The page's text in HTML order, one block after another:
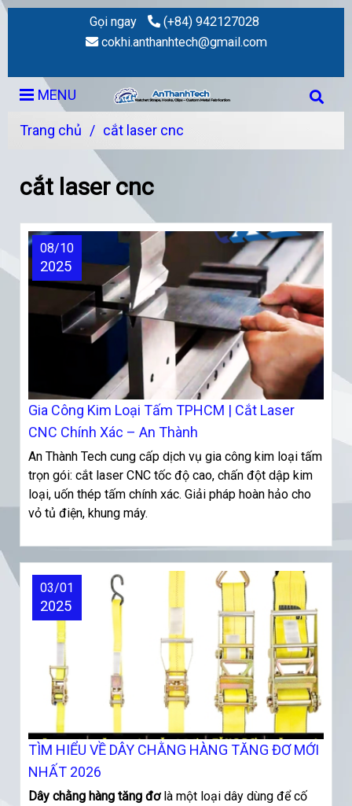
Gọi ngay
(+84) 942127028
cokhi.anthanhtech@gmail.com
MENU
Trang chủ / cắt laser cnc
cắt laser cnc
Gia Công Kim Loại Tấm TPHCM | Cắt Laser
CNC Chính Xác – An Thành
08/10
2025
An Thành Tech cung cấp dịch vụ gia công kim loại tấm
trọn gói: cắt laser CNC tốc độ cao, chấn đột dập kim
loại, uốn thép tấm chính xác. Giải pháp hoàn hảo cho
vỏ tủ điện, khung máy.
TÌM HIỂU VỀ DÂY CHẰNG HÀNG TĂNG ĐƠ MỚI
NHẤT 2026
03/01
2025
Dây chằng hàng tăng đơlà một loại dây dùng để cố